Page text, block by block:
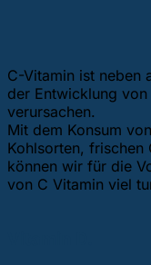
C-Vitamin ist neben
der Entwicklung
verursachen.
Mit dem Konsum
Kohlsorten, frischen
können wir für die
von C Vitamin viel